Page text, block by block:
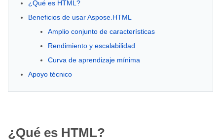
¿Qué es HTML?
Beneficios de usar Aspose.HTML
Amplio conjunto de características
Rendimiento y escalabilidad
Curva de aprendizaje mínima
Apoyo técnico
¿Qué es HTML?